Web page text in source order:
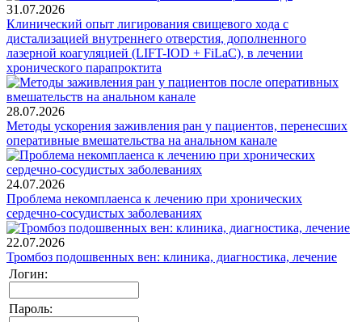
31.07.2026
Клинический опыт лигирования свищевого хода с
дистализацией внутреннего отверстия, дополненного
лазерной коагуляцией (LIFT-IOD + FiLaC), в лечении
хронического парапроктита
28.07.2026
Методы ускорения заживления ран у пациентов, перенесших
оперативные вмешательства на анальном канале
24.07.2026
Проблема некомплаенса к лечению при хронических
сердечно-сосудистых заболеваниях
22.07.2026
Тромбоз подошвенных вен: клиника, диагностика, лечение
Логин:
Пароль: